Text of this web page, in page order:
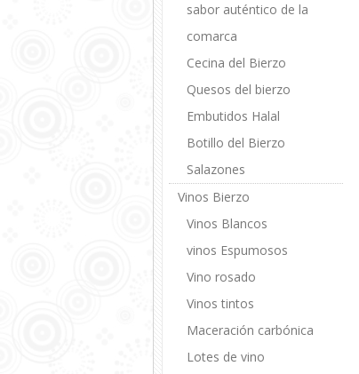
sabor auténtico de la
comarca
Cecina del Bierzo
Quesos del bierzo
Embutidos Halal
Botillo del Bierzo
Salazones
Vinos Bierzo
Vinos Blancos
vinos Espumosos
Vino rosado
Vinos tintos
Maceración carbónica
Lotes de vino